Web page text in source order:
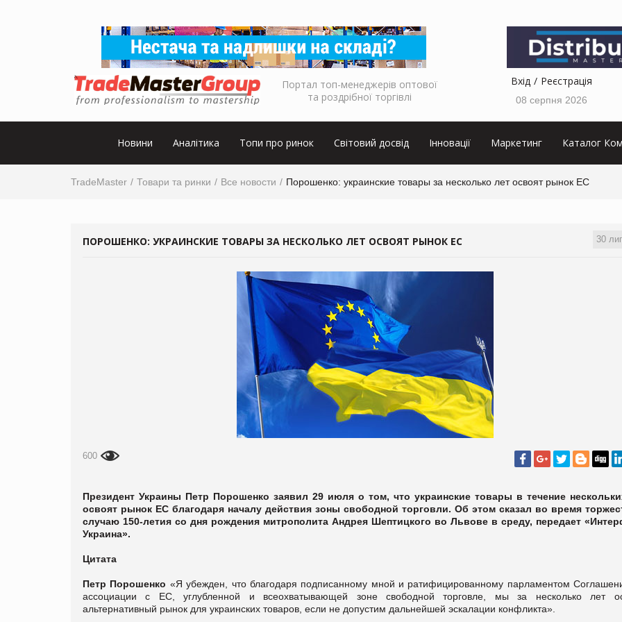
Портал топ-менеджерів оптової
та роздрібної торгівлі
Вхід Реєстрація
08 серпня 2026
Новини Аналітика Топи про ринок Світовий досвід Інновації Маркетинг Каталог
TradeMaster Товари та ринки Все новости Порошенко: украинские товары за несколько лет освоят рынок ЕС
30
ПОРОШЕНКО: УКРАИНСКИЕ ТОВАРЫ ЗА НЕСКОЛЬКО ЛЕТ ОСВОЯТ РЫНОК ЕС
600
Президент Украины Петр Порошенко заявил 29 июля о том, что украинские товары в течение
освоят рынок ЕС благодаря началу действия зоны свободной торговли. Об этом сказал во время
случаю 150-летия со дня рождения митрополита Андрея Шептицкого во Львове в среду, передает
Украина».
Цитата
Петр Порошенко «Я убежден, что благодаря подписанному мной и ратифицированному парламентом
ассоциации с ЕС, углубленной и всеохватывающей зоне свободной торговле, мы за несколько лет
альтернативный рынок для украинских товаров, если не допустим дальнейшей эскалации конфликта».